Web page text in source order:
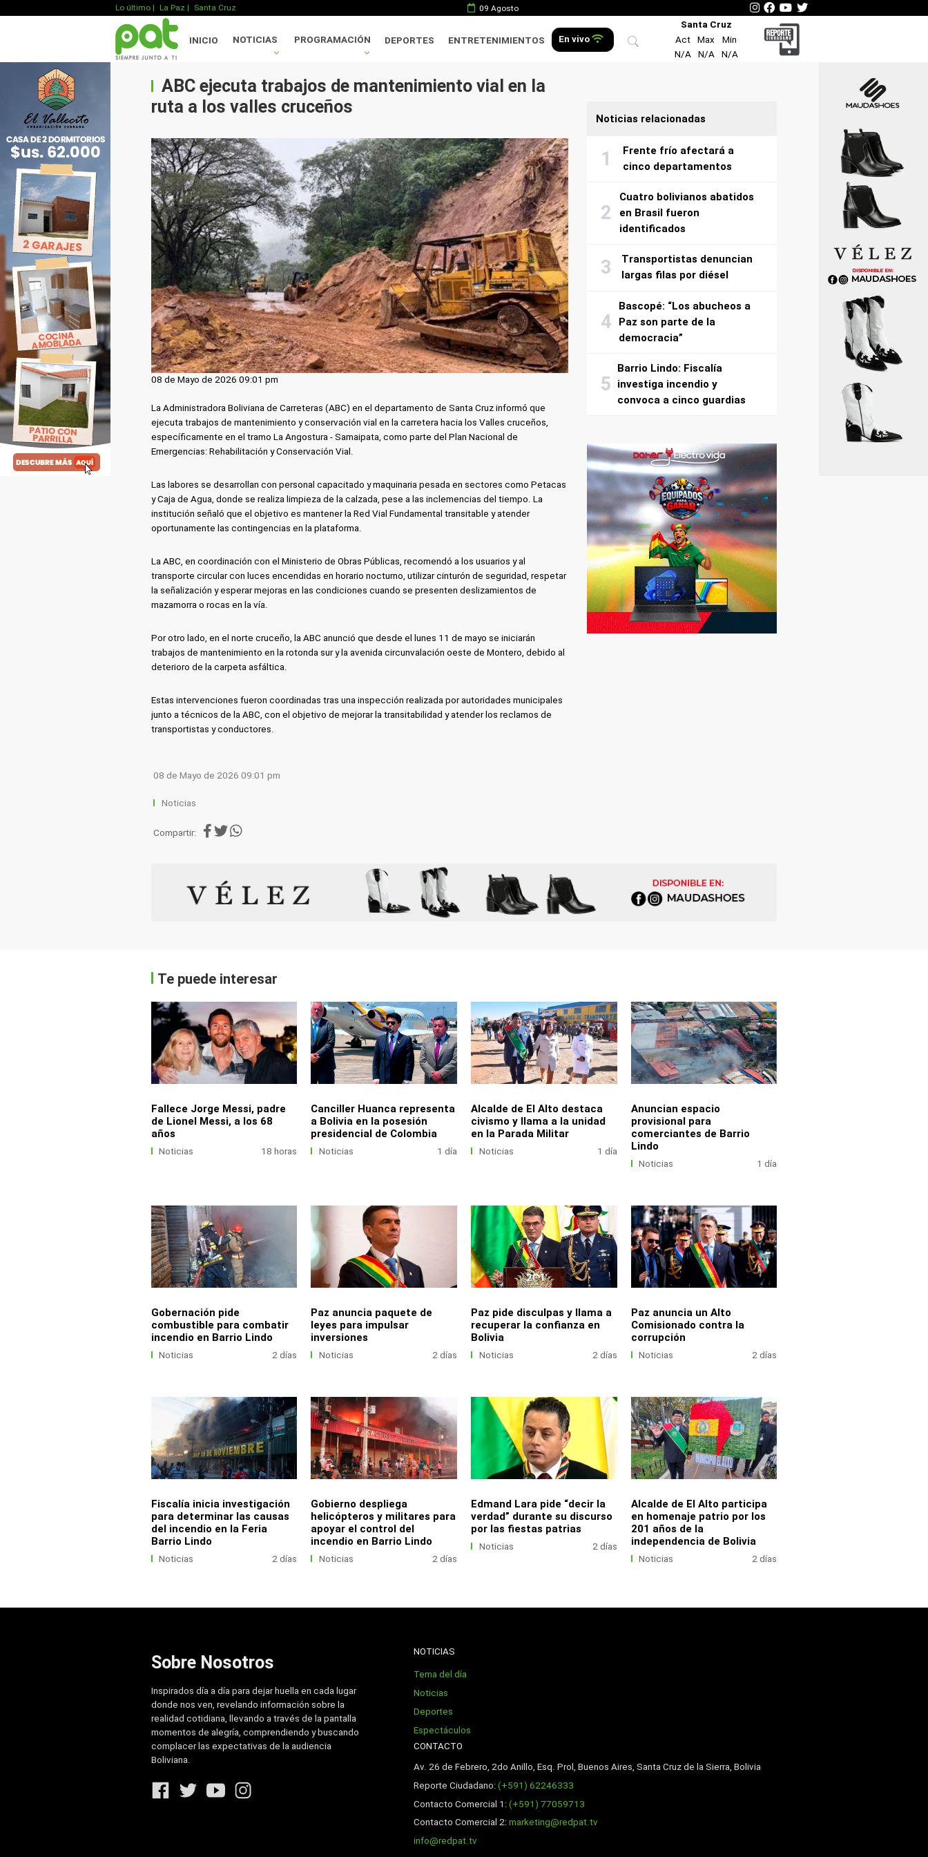
Lo último | La Paz | Santa Cruz 09 Agosto
INICIO NOTICIAS PROGRAMACIÓN DEPORTES ENTRETENIMIENTOS En vivo
Santa Cruz
Act
Max
Min
N/A
N/A N/A
ABC ejecuta trabajos de mantenimiento vial en la
ruta a los valles cruceños
08 de Mayo de 2026 09:01 pm
La Administradora Boliviana de Carreteras (ABC) en el departamento de Santa Cruz informó que
ejecuta trabajos de mantenimiento y conservación vial en la carretera hacia los Valles cruceños,
específicamente en el tramo La Angostura - Samaipata, como parte del Plan Nacional de
Emergencias: Rehabilitación y Conservación Vial.
Las labores se desarrollan con personal capacitado y maquinaria pesada en sectores como Petacas
y Caja de Agua, donde se realiza limpieza de la calzada, pese a las inclemencias del tiempo. La
institución señaló que el objetivo es mantener la Red Vial Fundamental transitable y atender
oportunamente las contingencias en la plataforma.
La ABC, en coordinación con el Ministerio de Obras Públicas, recomendó a los usuarios y al
transporte circular con luces encendidas en horario nocturno, utilizar cinturón de seguridad, respetar
la señalización y esperar mejoras en las condiciones cuando se presenten deslizamientos de
mazamorra o rocas en la vía.
Por otro lado, en el norte cruceño, la ABC anunció que desde el lunes 11 de mayo se iniciarán
trabajos de mantenimiento en la rotonda sur y la avenida circunvalación oeste de Montero, debido al
deterioro de la carpeta asfáltica.
Estas intervenciones fueron coordinadas tras una inspección realizada por autoridades municipales
junto a técnicos de la ABC, con el objetivo de mejorar la transitabilidad y atender los reclamos de
transportistas y conductores.
08 de Mayo de 2026 09:01 pm
Noticias
Compartir:
Noticias relacionadas
Frente frío afectará a
cinco departamentos
Cuatro bolivianos abatidos
en Brasil fueron
identificados
Transportistas denuncian
largas filas por diésel
Bascopé: “Los abucheos a
Paz son parte de la
democracia”
Barrio Lindo: Fiscalía
investiga incendio y
convoca a cinco guardias
Te puede interesar
Fallece Jorge Messi, padre
de Lionel Messi, a los 68
años
Noticias 18 horas
Canciller Huanca representa
a Bolivia en la posesión
presidencial de Colombia
Noticias 1 día
Alcalde de El Alto destaca
civismo y llama a la unidad
en la Parada Militar
Noticias 1 día
Anuncian espacio
provisional para
comerciantes de Barrio
Lindo
Noticias 1 día
Gobernación pide
combustible para combatir
incendio en Barrio Lindo
Noticias 2 días
Paz anuncia paquete de
leyes para impulsar
inversiones
Noticias 2 días
Paz pide disculpas y llama a
recuperar la confianza en
Bolivia
Noticias 2 días
Paz anuncia un Alto
Comisionado contra la
corrupción
Noticias 2 días
Fiscalía inicia investigación
para determinar las causas
del incendio en la Feria
Barrio Lindo
Noticias 2 días
Gobierno despliega
helicópteros y militares para
apoyar el control del
incendio en Barrio Lindo
Noticias 2 días
Edmand Lara pide “decir la
verdad” durante su discurso
por las fiestas patrias
Noticias 2 días
Alcalde de El Alto participa
en homenaje patrio por los
201 años de la
independencia de Bolivia
Noticias 2 días
Sobre Nosotros
Inspirados día a día para dejar huella en cada lugar
donde nos ven, revelando información sobre la
realidad cotidiana, llevando a través de la pantalla
momentos de alegría, comprendiendo y buscando
complacer las expectativas de la audiencia
Boliviana.
NOTICIAS
Tema del día
Noticias
Deportes
Espectáculos
CONTACTO
Av. 26 de Febrero, 2do Anillo, Esq. Prol, Buenos Aires, Santa Cruz de la Sierra, Bolivia
Reporte Ciudadano:(+591) 62246333
Contacto Comercial 1:(+591) 77059713
Contacto Comercial 2:marketing@redpat.tv
info@redpat.tv